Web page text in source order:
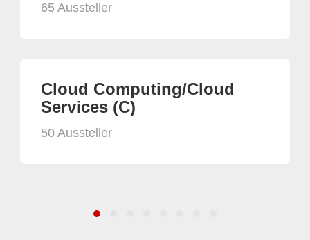
65 Aussteller
Cloud Computing/Cloud
Services (C)
50 Aussteller